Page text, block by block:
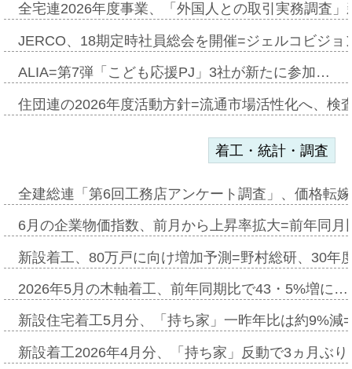
全宅連2026年度事業、「外国人との取引実務調査
JERCO、18期定時社員総会を開催=ジェルコビジ
ALIA=第7弾「こども応援PJ」3社が新たに参加…
住団連の2026年度活動方針=流通市場活性化へ、検
着工・統計・調査
全建総連「第6回工務店アンケート調査」、価格転
6月の企業物価指数、前月から上昇率拡大=前年同
新設着工、80万戸に向け増加予測=野村総研、30年
2026年5月の木軸着工、前年同期比で43・5%増に…
新設住宅着工5月分、「持ち家」一昨年比は約9%
新設着工2026年4月分、「持ち家」反動で3ヵ月ぶ